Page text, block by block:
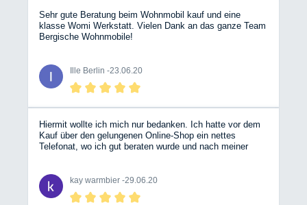
Sehr gute Beratung beim Wohnmobil kauf und eine
klasse Womi Werkstatt. Vielen Dank an das ganze Team
Bergische Wohnmobile!
Ille Berlin -23.06.20
Hiermit wollte ich mich nur bedanken. Ich hatte vor dem
Kauf über den gelungenen Online-Shop ein nettes
Telefonat, wo ich gut beraten wurde und nach meiner
Samstag ca. 24 Stunden später bei mir. Wirklich toll.
kay warmbier -29.06.20